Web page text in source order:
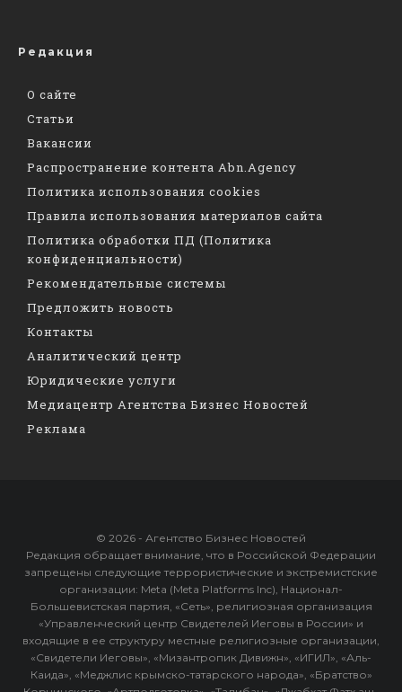
Редакция
О сайте
Статьи
Вакансии
Распространение контента Abn.Agency
Политика использования cookies
Правила использования материалов сайта
Политика обработки ПД (Политика
конфиденциальности)
Рекомендательные системы
Предложить новость
Контакты
Аналитический центр
Юридические услуги
Медиацентр Агентства Бизнес Новостей
Реклама
© 2026 - Агентство Бизнес Новостей
Редакция обращает внимание, что в Российской Федерации
запрещены следующие террористические и экстремистские
организации: Meta (Meta Platforms Inc), Национал-
Большевистская партия, «Сеть», религиозная организация
«Управленческий центр Свидетелей Иеговы в России» и
входящие в ее структуру местные религиозные организации,
«Свидетели Иеговы», «Мизантропик Дивижн», «ИГИЛ», «Аль-
Каида», «Меджлис крымско-татарского народа», «Братство»